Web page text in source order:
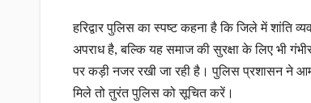
हरिद्वार पुलिस का स्पष्ट कहना है कि जिले में शांति
अपराध है, बल्कि यह समाज की सुरक्षा के लिए भी
पर कड़ी नजर रखी जा रही है। पुलिस प्रशासन ने आम
मिले तो तुरंत पुलिस को सूचित करें।